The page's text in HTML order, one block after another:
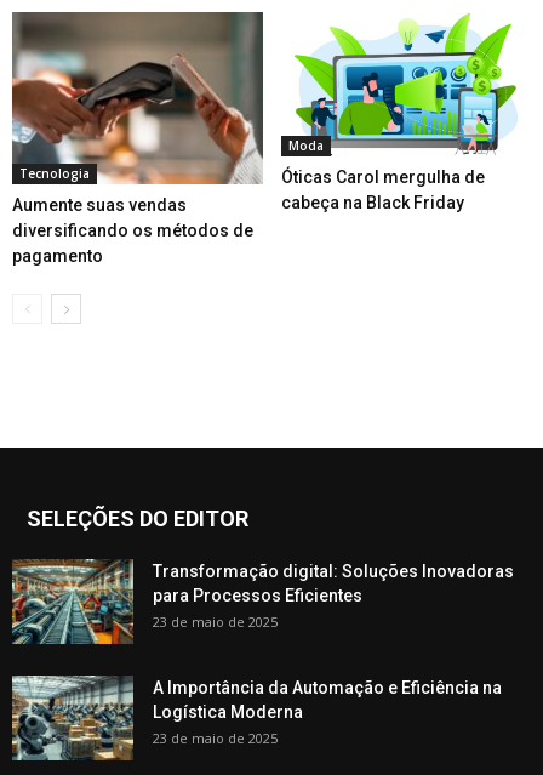
Tecnologia
Aumente suas vendas
diversificando os métodos de
pagamento
Moda
Óticas Carol mergulha de
cabeça na Black Friday
SELEÇÕES DO EDITOR
Transformação digital: Soluções Inovadoras
para Processos Eficientes
23 de maio de 2025
A Importância da Automação e Eficiência na
Logística Moderna
23 de maio de 2025